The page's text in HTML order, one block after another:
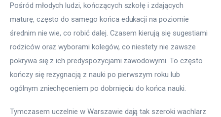
Pośród młodych ludzi, kończących szkołę i zdających
maturę, często do samego końca edukacji na poziomie
średnim nie wie, co robić dalej. Czasem kierują się sugestiami
rodziców oraz wyborami kolegów, co niestety nie zawsze
pokrywa się z ich predyspozycjami zawodowymi. To często
kończy się rezygnacją z nauki po pierwszym roku lub
ogólnym zniechęceniem po dobrnięciu do końca nauki.
Tymczasem uczelnie w Warszawie dają tak szeroki wachlarz